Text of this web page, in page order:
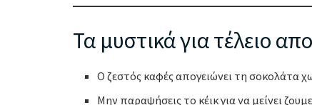
Τα μυστικά για τέλειο
Ο ζεστός καφές απογειώνει τη σοκολάτα
Μην παραψήσεις το κέικ για να μείνει